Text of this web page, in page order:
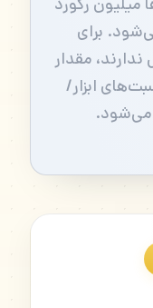
برای
مقدار
ابزار/
می‌شود.